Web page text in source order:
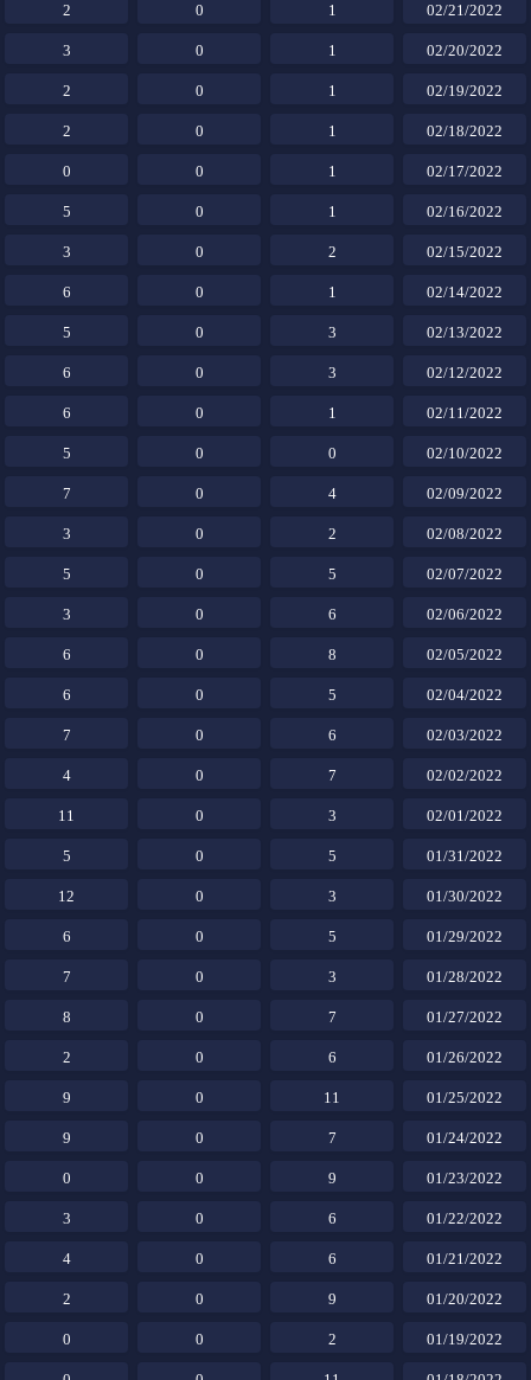
02/21/2022
1
0
2
02/20/2022
1
0
3
02/19/2022
1
0
2
02/18/2022
1
0
2
02/17/2022
1
0
0
02/16/2022
1
0
5
02/15/2022
2
0
3
02/14/2022
1
0
6
02/13/2022
3
0
5
02/12/2022
3
0
6
02/11/2022
1
0
6
02/10/2022
0
0
5
02/09/2022
4
0
7
02/08/2022
2
0
3
02/07/2022
5
0
5
02/06/2022
6
0
3
02/05/2022
8
0
6
02/04/2022
5
0
6
02/03/2022
6
0
7
02/02/2022
7
0
4
02/01/2022
3
0
11
01/31/2022
5
0
5
01/30/2022
3
0
12
01/29/2022
5
0
6
01/28/2022
3
0
7
01/27/2022
7
0
8
01/26/2022
6
0
2
01/25/2022
11
0
9
01/24/2022
7
0
9
01/23/2022
9
0
0
01/22/2022
6
0
3
01/21/2022
6
0
4
01/20/2022
9
0
2
01/19/2022
2
0
0